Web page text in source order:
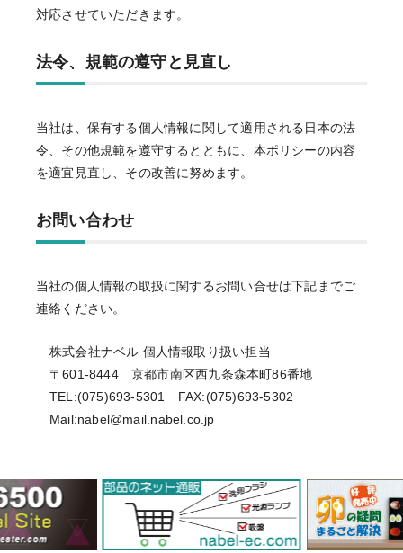
対応させていただきます。
法令、規範の遵守と見直し
当社は、保有する個人情報に関して適用される日本の法
令、その他規範を遵守するとともに、本ポリシーの内容
を適宜見直し、その改善に努めます。
お問い合わせ
当社の個人情報の取扱に関するお問い合せは下記までご
連絡ください。
株式会社ナベル 個人情報取り扱い担当
〒601-8444 京都市南区西九条森本町86番地
TEL:(075)693-5301 FAX:(075)693-5302
Mail:nabel@mail.nabel.co.jp